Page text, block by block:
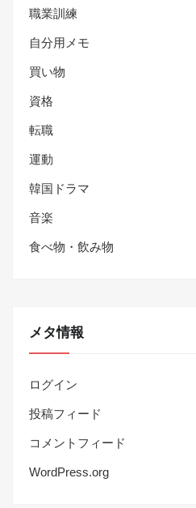
職業訓練
自分用メモ
買い物
資格
転職
運動
韓国ドラマ
音楽
食べ物・飲み物
メタ情報
ログイン
投稿フィード
コメントフィード
WordPress.org